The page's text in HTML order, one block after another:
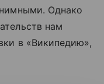
Однако
нам
в «Википедию»,